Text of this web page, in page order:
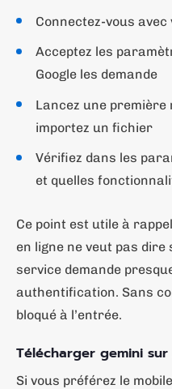
Connectez-vous avec
Acceptez les
Google les demande
Lancez une
importez un fichier
Vérifiez dans les
et quelles
Ce point est utile à
en ligne ne veut pas dire
service demande
authentification. Sans
bloqué à l’entrée.
Télécharger gemini
Si vous préférez le